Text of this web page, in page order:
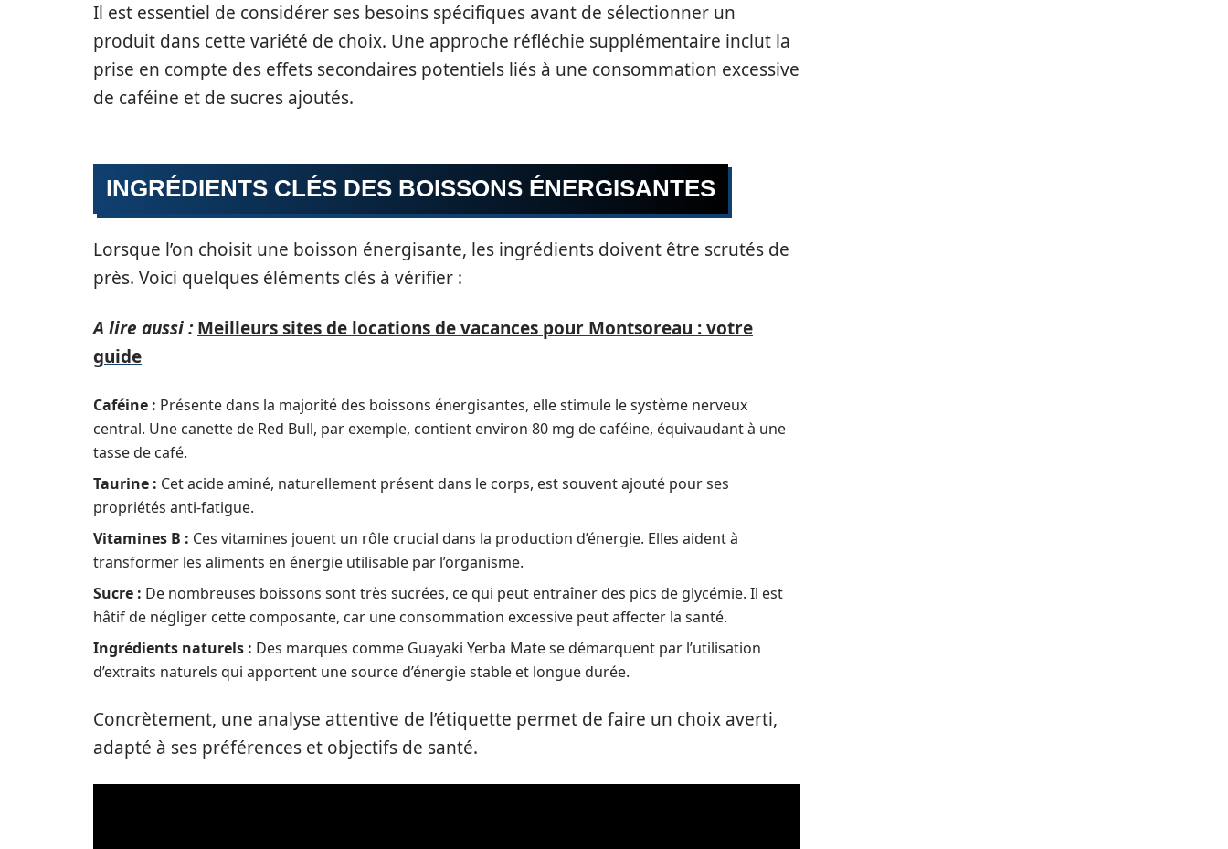
Il est essentiel de considérer ses besoins spécifiques avant de sélectionner un
produit dans cette variété de choix. Une approche réfléchie supplémentaire inclut la
prise en compte des effets secondaires potentiels liés à une consommation excessive
de caféine et de sucres ajoutés.
INGRÉDIENTS CLÉS DES BOISSONS ÉNERGISANTES
Lorsque l’on choisit une boisson énergisante, les ingrédients doivent être scrutés de
près. Voici quelques éléments clés à vérifier :
A lire aussi : Meilleurs sites de locations de vacances pour Montsoreau : votre
guide
Caféine : Présente dans la majorité des boissons énergisantes, elle stimule le système nerveux
central. Une canette de Red Bull, par exemple, contient environ 80 mg de caféine, équivaudant à une
tasse de café.
Taurine : Cet acide aminé, naturellement présent dans le corps, est souvent ajouté pour ses
propriétés anti-fatigue.
Vitamines B : Ces vitamines jouent un rôle crucial dans la production d’énergie. Elles aident à
transformer les aliments en énergie utilisable par l’organisme.
Sucre : De nombreuses boissons sont très sucrées, ce qui peut entraîner des pics de glycémie. Il est
hâtif de négliger cette composante, car une consommation excessive peut affecter la santé.
Ingrédients naturels : Des marques comme Guayaki Yerba Mate se démarquent par l’utilisation
d’extraits naturels qui apportent une source d’énergie stable et longue durée.
Concrètement, une analyse attentive de l’étiquette permet de faire un choix averti,
adapté à ses préférences et objectifs de santé.